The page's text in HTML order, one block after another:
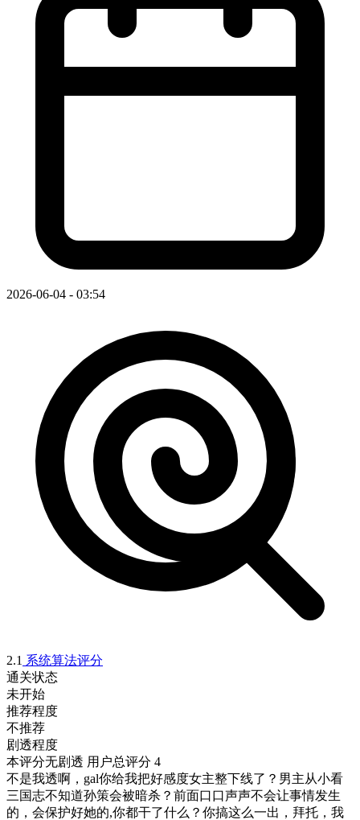
2026-06-04 - 03:54
2.1 系统算法评分
通关状态
未开始
推荐程度
不推荐
剧透程度
本评分无剧透 用户总评分 4
不是我透啊，gal你给我把好感度女主整下线了？男主从小看
三国志不知道孙策会被暗杀？前面口口声声不会让事情发生
的，会保护好她的,你都干了什么？你搞这么一出，拜托，我